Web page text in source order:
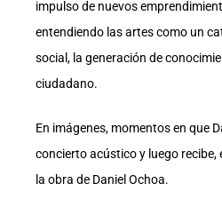
impulso de nuevos
entendiendo las artes como un
social, la generación de
ciudadano.
En imágenes, momentos en que
concierto acústico y luego recibe,
la obra de Daniel Ochoa.